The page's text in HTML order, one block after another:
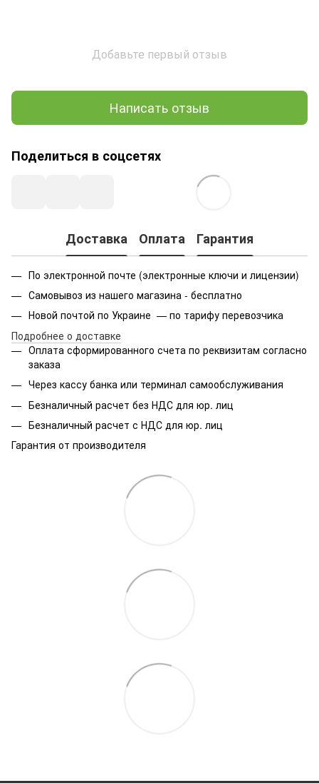
Добавьте первый отзыв
Написать отзыв
Поделиться в соцсетях
Доставка Оплата Гарантия
По электронной почте (электронные ключи и лицензии)
Самовывоз из нашего магазина - бесплатно
Новой почтой по Украине — по тарифу перевозчика
Подробнее о доставке
Оплата сформированного счета по реквизитам согласно
заказа
Через кассу банка или терминал самообслуживания
Безналичный расчет без НДС для юр. лиц
Безналичный расчет с НДС для юр. лиц
Гарантия от производителя